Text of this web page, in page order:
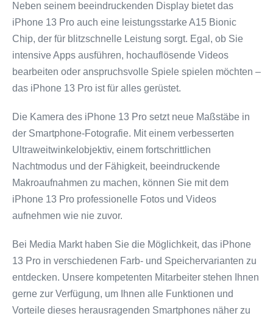
Neben seinem beeindruckenden Display bietet das
iPhone 13 Pro auch eine leistungsstarke A15 Bionic
Chip, der für blitzschnelle Leistung sorgt. Egal, ob Sie
intensive Apps ausführen, hochauflösende Videos
bearbeiten oder anspruchsvolle Spiele spielen möchten –
das iPhone 13 Pro ist für alles gerüstet.
Die Kamera des iPhone 13 Pro setzt neue Maßstäbe in
der Smartphone-Fotografie. Mit einem verbesserten
Ultraweitwinkelobjektiv, einem fortschrittlichen
Nachtmodus und der Fähigkeit, beeindruckende
Makroaufnahmen zu machen, können Sie mit dem
iPhone 13 Pro professionelle Fotos und Videos
aufnehmen wie nie zuvor.
Bei Media Markt haben Sie die Möglichkeit, das iPhone
13 Pro in verschiedenen Farb- und Speichervarianten zu
entdecken. Unsere kompetenten Mitarbeiter stehen Ihnen
gerne zur Verfügung, um Ihnen alle Funktionen und
Vorteile dieses herausragenden Smartphones näher zu